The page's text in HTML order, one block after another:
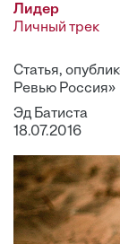
Лидер
Личный трек
Статья,
Ревью Россия»
Эд Батиста
18.07.2016